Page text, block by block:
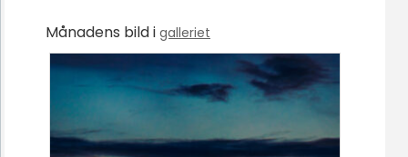
Månadens bild i galleriet